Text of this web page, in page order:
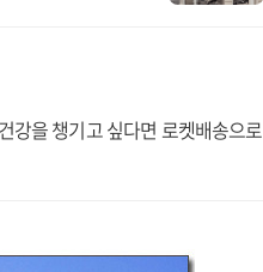
강을 챙기고 싶다면 로켓배송으로